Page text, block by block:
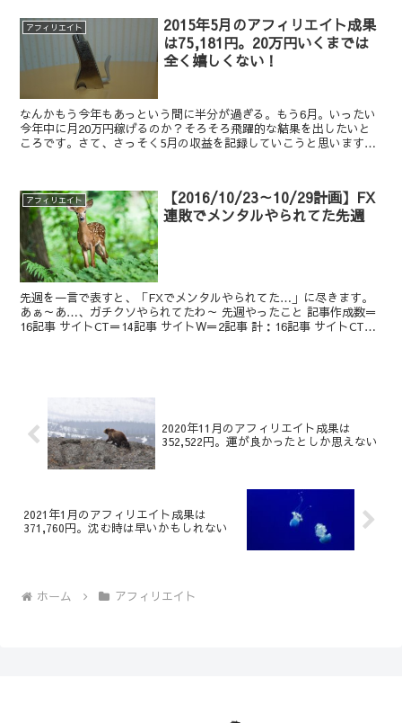
アフィリエイト
2015年5月のアフィリエイト成果
は75,181円。20万円いくまでは
全く嬉しくない！
なんかもう今年もあっという間に半分が過ぎる。もう6月。いったい
今年中に月20万円稼げるのか？そろそろ飛躍的な結果を出したいと
ころです。さて、さっそく5月の収益を記録していこうと思います。
アフィリエイト
【2016/10/23～10/29計画】FX
連敗でメンタルやられてた先週
先週を一言で表すと、「FXでメンタルやられてた…」に尽きます。
あぁ～あ…、ガチクソやられてたわ～ 先週やったこと 記事作成数＝
16記事 サイトCT＝14記事 サイトW＝2記事 計：16記事 サイトCTは
2020年11月のアフィリエイト成果は
352,522円。運が良かったとしか思えない
2021年1月のアフィリエイト成果は
371,760円。沈む時は早いかもしれない
ホーム アフィリエイト